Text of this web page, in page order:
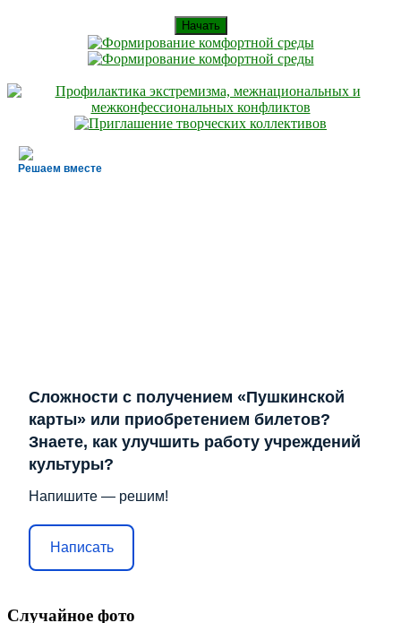
Начать
Решаем вместе
Сложности с получением «Пушкинской
карты» или приобретением билетов?
Знаете, как улучшить работу учреждений
культуры?
Напишите — решим!
Написать
Случайное фото